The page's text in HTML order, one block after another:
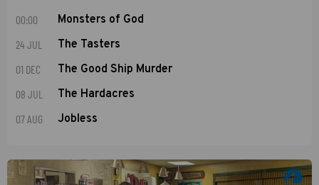
00:00 Monsters of God
24 JUL The Tasters
01 DEC The Good Ship Murder
08 JUL The Hardacres
07 AUG Jobless